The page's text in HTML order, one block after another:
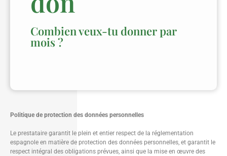
Combien veux-tu donner par
mois ?
Politique de protection des données personnelles
Le prestataire garantit le plein et entier respect de la réglementation
espagnole en matière de protection des données personnelles, et garantit le
respect intégral des obligations prévues, ainsi que la mise en œuvre des